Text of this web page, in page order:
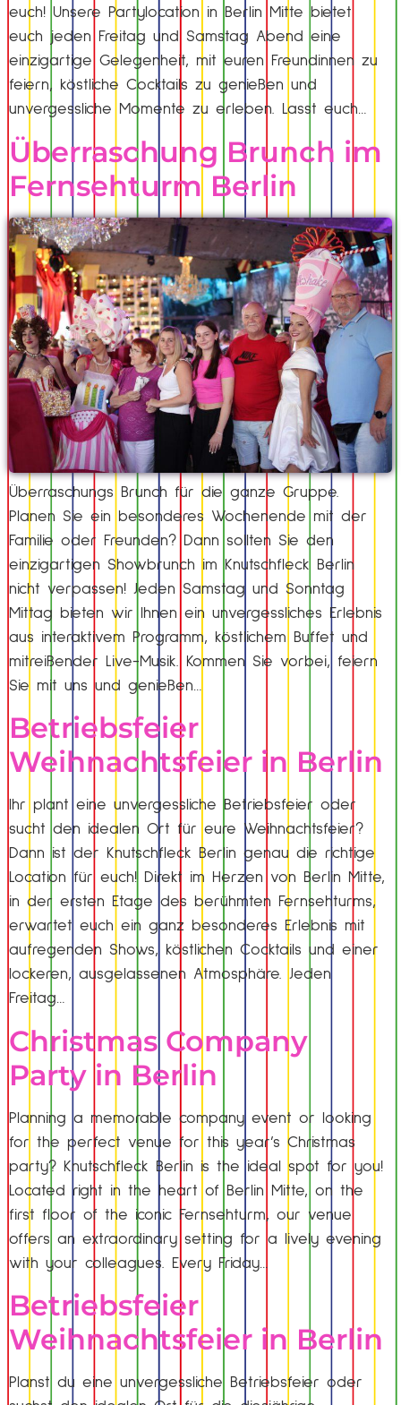
euch! Unsere Partylocation in Berlin Mitte bietet
euch jeden Freitag und Samstag Abend eine
einzigartige Gelegenheit, mit euren Freundinnen zu
feiern, köstliche Cocktails zu genießen und
unvergessliche Momente zu erleben. Lasst euch…
Überraschung Brunch im
Fernsehturm Berlin
Überraschungs Brunch für die ganze Gruppe.
Planen Sie ein besonderes Wochenende mit der
Familie oder Freunden? Dann sollten Sie den
einzigartigen Showbrunch im Knutschfleck Berlin
nicht verpassen! Jeden Samstag und Sonntag
Mittag bieten wir Ihnen ein unvergessliches Erlebnis
aus interaktivem Programm, köstlichem Buffet und
mitreißender Live-Musik. Kommen Sie vorbei, feiern
Sie mit uns und genießen…
Betriebsfeier
Weihnachtsfeier in Berlin
Ihr plant eine unvergessliche Betriebsfeier oder
sucht den idealen Ort für eure Weihnachtsfeier?
Dann ist der Knutschfleck Berlin genau die richtige
Location für euch! Direkt im Herzen von Berlin Mitte,
in der ersten Etage des berühmten Fernsehturms,
erwartet euch ein ganz besonderes Erlebnis mit
aufregenden Shows, köstlichen Cocktails und einer
lockeren, ausgelassenen Atmosphäre. Jeden
Freitag…
Christmas Company
Party in Berlin
Planning a memorable company event or looking
for the perfect venue for this year’s Christmas
party? Knutschfleck Berlin is the ideal spot for you!
Located right in the heart of Berlin Mitte, on the
first floor of the iconic Fernsehturm, our venue
offers an extraordinary setting for a lively evening
with your colleagues. Every Friday…
Betriebsfeier
Weihnachtsfeier in Berlin
Planst du eine unvergessliche Betriebsfeier oder